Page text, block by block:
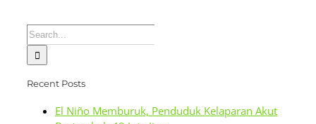
Search
for:
Recent Posts
El Niño Memburuk, Penduduk Kelaparan Akut